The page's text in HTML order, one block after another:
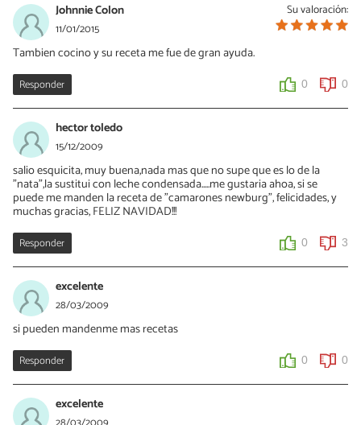
Su valoración:
Johnnie Colon
11/01/2015
Tambien cocino y su receta me fue de gran ayuda.
Responder 0 0
hector toledo
15/12/2009
salio esquicita, muy buena,nada mas que no supe que es lo de la
"nata",la sustitui con leche condensada.....me gustaria ahoa, si se
puede me manden la receta de "camarones newburg", felicidades, y
muchas gracias, FELIZ NAVIDAD!!!
Responder 0 3
excelente
28/03/2009
si pueden mandenme mas recetas
Responder 0 0
excelente